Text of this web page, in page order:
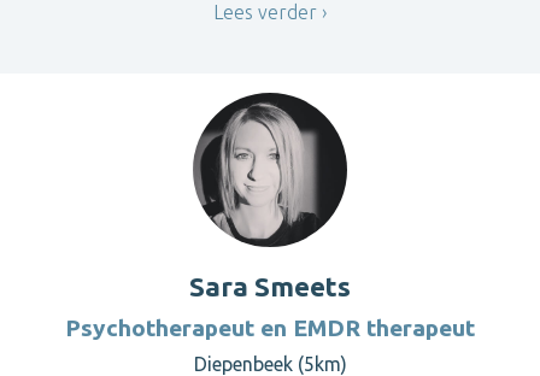
Lees verder
Sara Smeets
Psychotherapeut en EMDR therapeut
Diepenbeek (5km)